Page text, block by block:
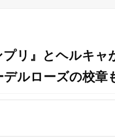
リ』とヘルキャ
ルローズの校章